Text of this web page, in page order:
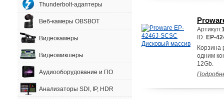
Thunderbolt-адаптеры
Веб-камеры OBSBOT
Видеокамеры
Видеомикшеры
Аудиооборудование и ПО
Анализаторы SDI, IP, HDR
Артикул:
ID: EP-
Корзина
одним
12Gb.